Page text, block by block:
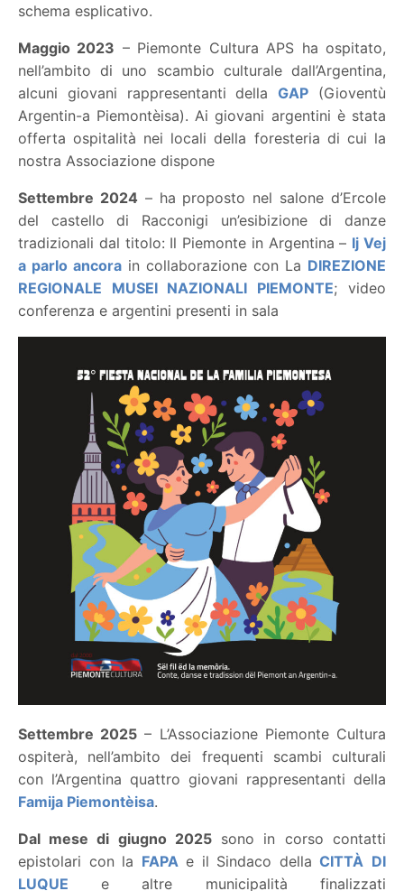
schema esplicativo.
Maggio 2023 – Piemonte Cultura APS ha ospitato,
nell’ambito di uno scambio culturale dall’Argentina,
alcuni giovani rappresentanti dellaGAP (Gioventù
Argentin-a Piemontèisa). Ai giovani argentini è stata
offerta ospitalità nei locali della foresteria di cui la
nostra Associazione dispone
Settembre 2024 – ha proposto nel salone d’Ercole
del castello di Racconigi un’esibizione di danze
tradizionali dal titolo: Il Piemonte in Argentina – Ij Vej
a parlo ancora in collaborazione con La DIREZIONE
REGIONALE MUSEI NAZIONALI PIEMONTE; video
conferenza e argentini presenti in sala
Settembre 2025 – L’Associazione Piemonte Cultura
ospiterà, nell’ambito dei frequenti scambi culturali
con l’Argentina quattro giovani rappresentanti della
Famija Piemontèisa.
Dal mese di giugno 2025 sono in corso contatti
epistolari con la FAPA e il Sindaco dellaCITTÀ DI
LUQUE e altre municipalità finalizzati